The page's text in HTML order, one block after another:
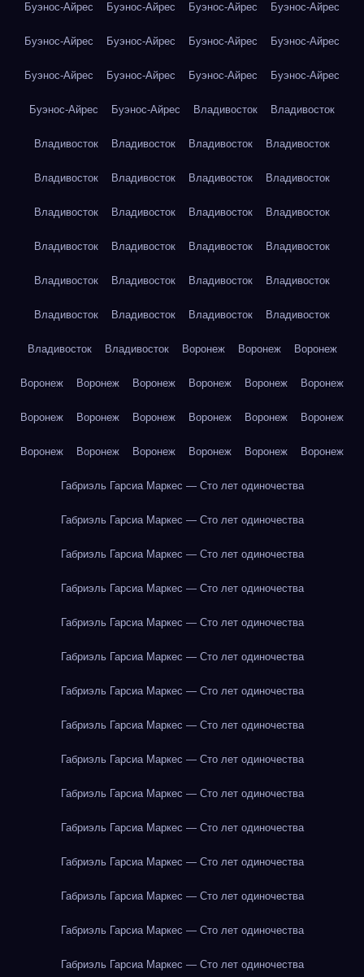
Буэнос-Айрес Буэнос-Айрес Буэнос-Айрес Буэнос-Айрес
Буэнос-Айрес Буэнос-Айрес Буэнос-Айрес Буэнос-Айрес
Буэнос-Айрес Буэнос-Айрес Буэнос-Айрес Буэнос-Айрес
Буэнос-Айрес Буэнос-Айрес Владивосток Владивосток
Владивосток Владивосток Владивосток Владивосток
Владивосток Владивосток Владивосток Владивосток
Владивосток Владивосток Владивосток Владивосток
Владивосток Владивосток Владивосток Владивосток
Владивосток Владивосток Владивосток Владивосток
Владивосток Владивосток Владивосток Владивосток
Владивосток Владивосток Воронеж Воронеж Воронеж
Воронеж Воронеж Воронеж Воронеж Воронеж Воронеж
Воронеж Воронеж Воронеж Воронеж Воронеж Воронеж
Воронеж Воронеж Воронеж Воронеж Воронеж Воронеж
Габриэль Гарсиа Маркес — Сто лет одиночества
Габриэль Гарсиа Маркес — Сто лет одиночества
Габриэль Гарсиа Маркес — Сто лет одиночества
Габриэль Гарсиа Маркес — Сто лет одиночества
Габриэль Гарсиа Маркес — Сто лет одиночества
Габриэль Гарсиа Маркес — Сто лет одиночества
Габриэль Гарсиа Маркес — Сто лет одиночества
Габриэль Гарсиа Маркес — Сто лет одиночества
Габриэль Гарсиа Маркес — Сто лет одиночества
Габриэль Гарсиа Маркес — Сто лет одиночества
Габриэль Гарсиа Маркес — Сто лет одиночества
Габриэль Гарсиа Маркес — Сто лет одиночества
Габриэль Гарсиа Маркес — Сто лет одиночества
Габриэль Гарсиа Маркес — Сто лет одиночества
Габриэль Гарсиа Маркес — Сто лет одиночества